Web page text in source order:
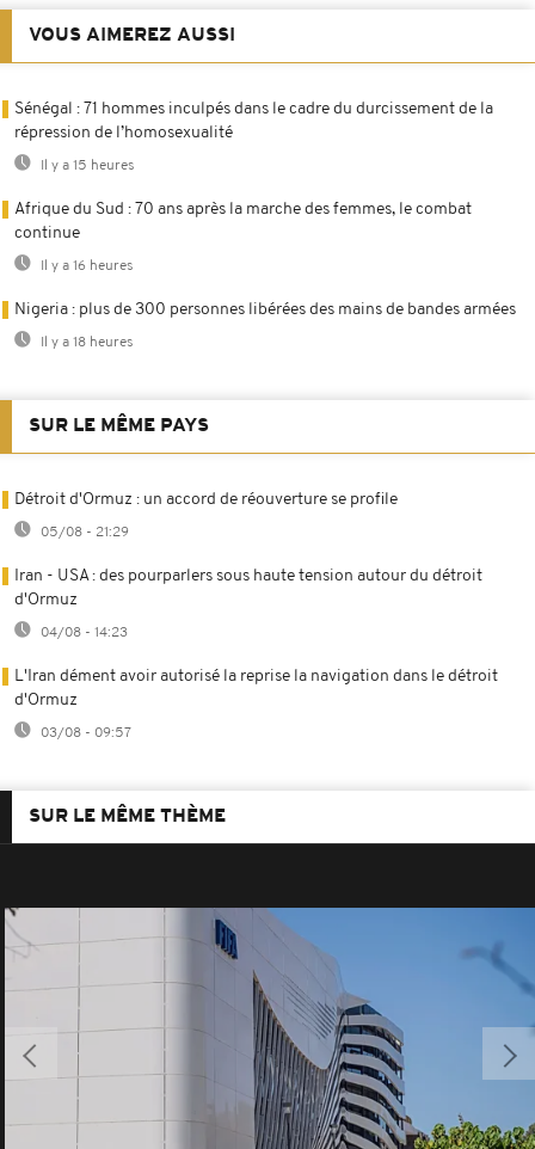
VOUS AIMEREZ AUSSI
Sénégal : 71 hommes inculpés dans le cadre du durcissement de la
répression de l’homosexualité
Il y a 15 heures
Afrique du Sud : 70 ans après la marche des femmes, le combat
continue
Il y a 16 heures
Nigeria : plus de 300 personnes libérées des mains de bandes armées
Il y a 18 heures
SUR LE MÊME PAYS
Détroit d'Ormuz : un accord de réouverture se profile
05/08 - 21:29
Iran - USA : des pourparlers sous haute tension autour du détroit
d'Ormuz
04/08 - 14:23
L'Iran dément avoir autorisé la reprise la navigation dans le détroit
d'Ormuz
03/08 - 09:57
SUR LE MÊME THÈME